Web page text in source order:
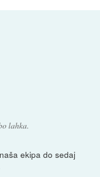
lahka.
ekipa do sedaj